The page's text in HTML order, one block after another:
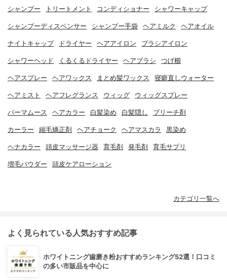
シャンプー トリートメント コンディショナー シャワーキャップ
シャンプーディスペンサー シャンプー手袋 ヘアミルク ヘアオイル
ナイトキャップ ドライヤー ヘアアイロン ブラシアイロン
シャワーヘッド くるくるドライヤー ヘアブラシ つげ櫛
ヘアスプレー ヘアワックス まとめ髪ワックス 寝癖直しウォーター
ヘアミスト ヘアフレグランス ウィッグ ウィッグスプレー
パーマムース ヘアカラー 白髪染め 白髪隠し ブリーチ剤
カーラー 縮毛矯正剤 ヘアチョーク ヘアマスカラ 黒染め
ヘナカラー 頭皮マッサージ器 育毛剤 発毛剤 育毛サプリ
増毛パウダー 頭皮ケアローション
カテゴリ一覧へ
よく見られている人気おすすめ記事
ホワイトニング歯磨き粉おすすめランキング52選！口コミ
の多い市販品を中心に